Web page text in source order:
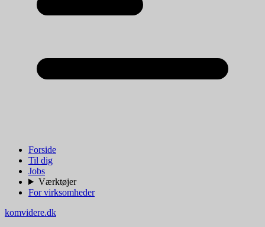
Forside
Til dig
Jobs
Værktøjer
For virksomheder
komvidere.dk